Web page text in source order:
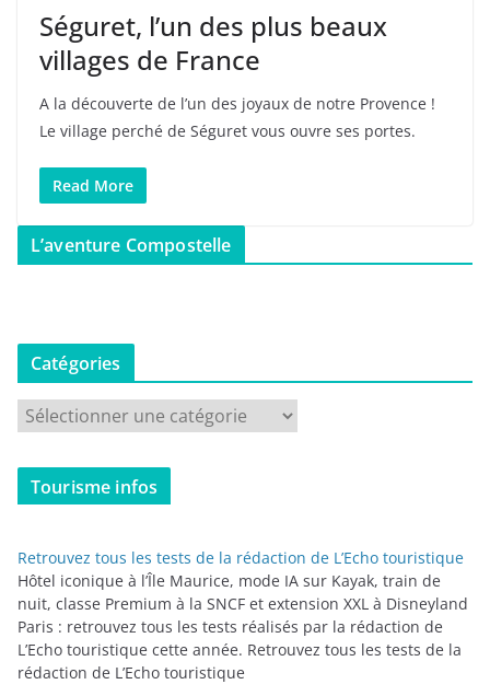
Séguret, l’un des plus beaux
villages de France
A la découverte de l’un des joyaux de notre Provence !
Le village perché de Séguret vous ouvre ses portes.
Read More
L’aventure Compostelle
Catégories
a
t
o
r
i
e
s
Tourisme infos
Retrouvez tous les tests de la rédaction de L’Echo touristique
Hôtel iconique à l’Île Maurice, mode IA sur Kayak, train de
nuit, classe Premium à la SNCF et extension XXL à Disneyland
Paris : retrouvez tous les tests réalisés par la rédaction de
L’Echo touristique cette année. Retrouvez tous les tests de la
rédaction de L’Echo touristique